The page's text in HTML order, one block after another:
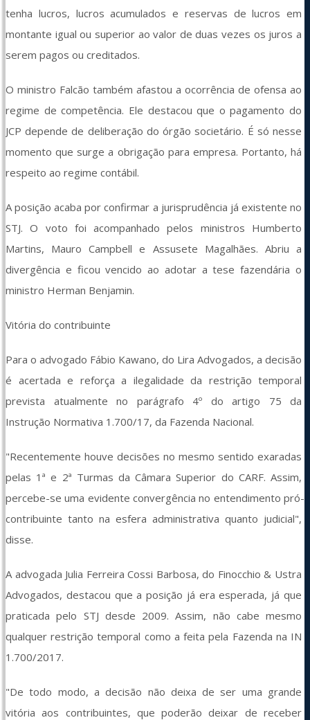
tenha lucros, lucros acumulados e reservas de lucros em
montante igual ou superior ao valor de duas vezes os juros a
serem pagos ou creditados.
O ministro Falcão também afastou a ocorrência de ofensa ao
regime de competência. Ele destacou que o pagamento do
JCP depende de deliberação do órgão societário. É só nesse
momento que surge a obrigação para empresa. Portanto, há
respeito ao regime contábil.
A posição acaba por confirmar a jurisprudência já existente no
STJ. O voto foi acompanhado pelos ministros Humberto
Martins, Mauro Campbell e Assusete Magalhães. Abriu a
divergência e ficou vencido ao adotar a tese fazendária o
ministro Herman Benjamin.
Vitória do contribuinte
Para o advogado Fábio Kawano, do Lira Advogados, a decisão
é acertada e reforça a ilegalidade da restrição temporal
prevista atualmente no parágrafo 4º do artigo 75 da
Instrução Normativa 1.700/17, da Fazenda Nacional.
"Recentemente houve decisões no mesmo sentido exaradas
pelas 1ª e 2ª Turmas da Câmara Superior do CARF. Assim,
percebe-se uma evidente convergência no entendimento pró-
contribuinte tanto na esfera administrativa quanto judicial",
disse.
A advogada Julia Ferreira Cossi Barbosa, do Finocchio & Ustra
Advogados, destacou que a posição já era esperada, já que
praticada pelo STJ desde 2009. Assim, não cabe mesmo
qualquer restrição temporal como a feita pela Fazenda na IN
1.700/2017.
"De todo modo, a decisão não deixa de ser uma grande
vitória aos contribuintes, que poderão deixar de receber